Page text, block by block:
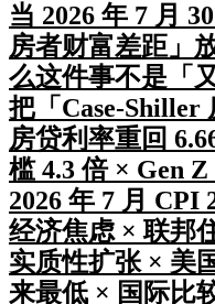
当 2026 年 7 月
房者财富差距」
么这件事不是「
把「Case-Shiller
房贷利率重回
槛 4.3 倍 × Gen
2026 年 7 月 CPI
经济焦虑 × 联邦
实质性扩张 × 美
来最低 × 国际比